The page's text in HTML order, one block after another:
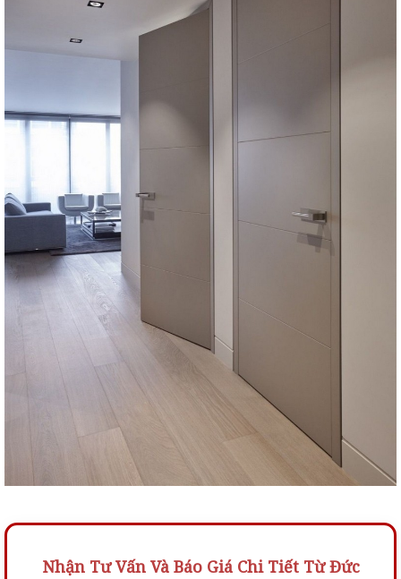
Nhận Tư Vấn Và Báo Giá Chi Tiết Từ Đức